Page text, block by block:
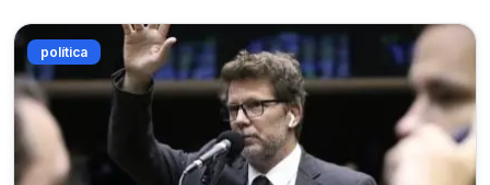
política